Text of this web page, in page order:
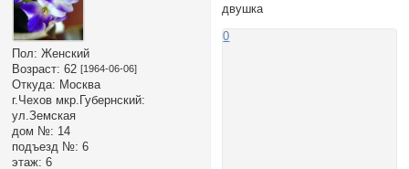
Пол: Женский
Возраст: 62 [1964-06-06]
Откуда: Москва
г.Чехов мкр.Губернский:
ул.Земская
дом №: 14
подъезд №: 6
этаж: 6
двушка
0